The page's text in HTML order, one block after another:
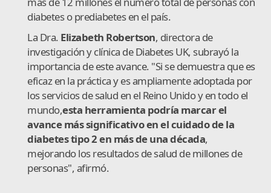
diabetes o prediabetes en el país.
La Dra. Elizabeth Robertson, directora de
investigación y clínica de Diabetes UK, subrayó la
importancia de este avance. "Si se demuestra que es
eficaz en la práctica y es ampliamente adoptada por
los servicios de salud en el Reino Unido y en todo el
mundo,esta herramienta podría marcar el
avance más significativo en el cuidado de la
diabetes tipo 2 en más de una década,
mejorando los resultados de salud de millones de
personas", afirmó.